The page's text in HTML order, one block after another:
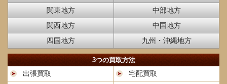
関東地方
中部地方
関西地方
中国地方
四国地方
九州・沖縄地方
3つの買取方法
出張買取
宅配買取